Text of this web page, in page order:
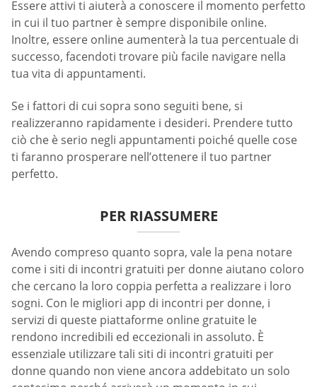
Essere attivi ti aiuterà a conoscere il momento perfetto
in cui il tuo partner è sempre disponibile online.
Inoltre, essere online aumenterà la tua percentuale di
successo, facendoti trovare più facile navigare nella
tua vita di appuntamenti.
Se i fattori di cui sopra sono seguiti bene, si
realizzeranno rapidamente i desideri. Prendere tutto
ciò che è serio negli appuntamenti poiché quelle cose
ti faranno prosperare nell’ottenere il tuo partner
perfetto.
PER RIASSUMERE
Avendo compreso quanto sopra, vale la pena notare
come i siti di incontri gratuiti per donne aiutano coloro
che cercano la loro coppia perfetta a realizzare i loro
sogni. Con le migliori app di incontri per donne, i
servizi di queste piattaforme online gratuite le
rendono incredibili ed eccezionali in assoluto. È
essenziale utilizzare tali siti di incontri gratuiti per
donne quando non viene ancora addebitato un solo